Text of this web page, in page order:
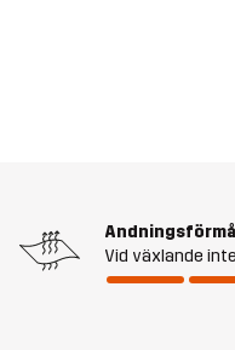
Vid växlande